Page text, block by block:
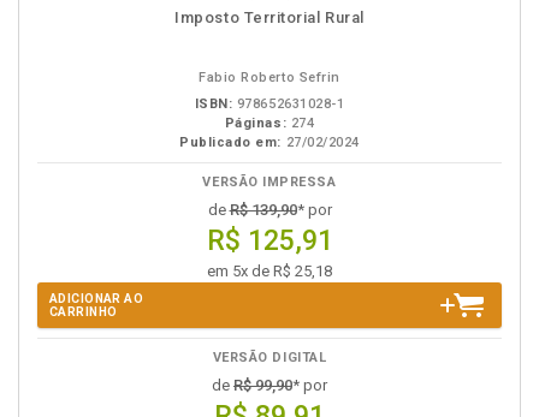
disponívelDisponível
páginas
Imposto Territorial Rural
Fabio Roberto Sefrin
ISBN: 978652631028-1
Páginas: 274
Publicado em: 27/02/2024
VERSÃO IMPRESSA
deR$ 139,90* por
R$ 125,91
em 5x de R$ 25,18
ADICIONAR AO
CARRINHO
VERSÃO DIGITAL
de R$ 99,90* por